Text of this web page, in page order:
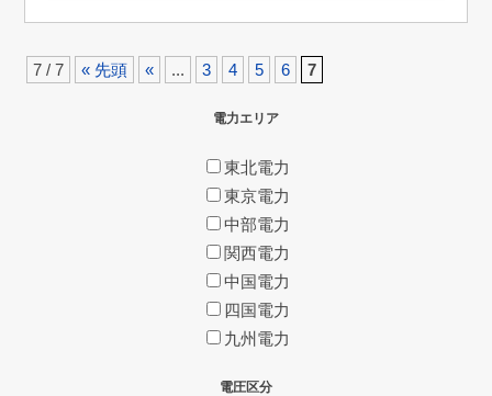
7 / 7 « 先頭 « ... 3 4 5 6 7
電力エリア
東北電力
東京電力
中部電力
関西電力
中国電力
四国電力
九州電力
電圧区分